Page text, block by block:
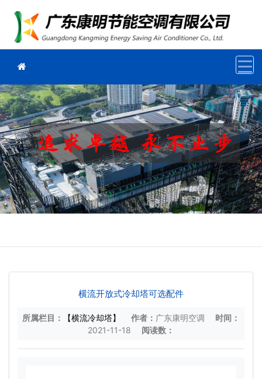
横流开放式冷却塔可选配件
所属栏目： 【横流冷却塔】 作者： 广东康明空调
时间：
2021-11-18
阅读数：